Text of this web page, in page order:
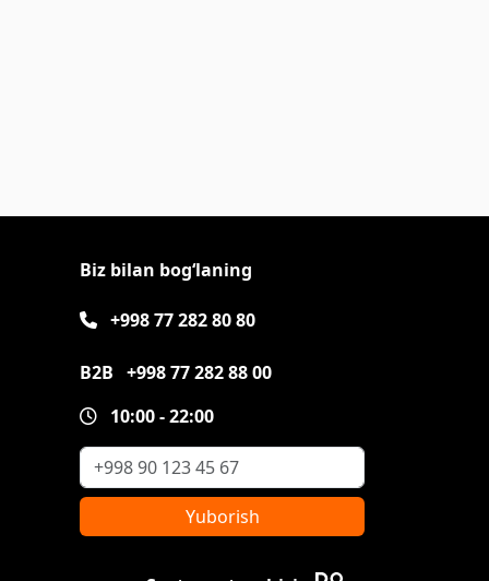
Biz bilan bog‘laning
+998 77 282 80 80
B2B +998 77 282 88 00
10:00 - 22:00
Yuborish